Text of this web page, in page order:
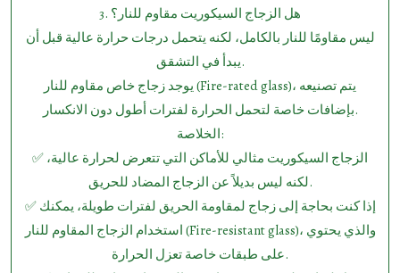
3.⁠ ⁠هل الزجاج السيكوريت مقاوم للنار؟
ليس مقاومًا للنار بالكامل، لكنه يتحمل درجات حرارة عالية قبل أن
يبدأ في التشقق.
يوجد زجاج خاص مقاوم للنار (Fire-rated glass)، يتم تصنيعه
بإضافات خاصة لتحمل الحرارة لفترات أطول دون الانكسار.
الخلاصة:
✅ الزجاج السيكوريت مثالي للأماكن التي تتعرض لحرارة عالية،
لكنه ليس بديلاً عن الزجاج المضاد للحريق.
✅ إذا كنت بحاجة إلى زجاج لمقاومة الحريق لفترات طويلة، يمكنك
استخدام الزجاج المقاوم للنار (Fire-resistant glass)، والذي يحتوي
على طبقات خاصة تعزل الحرارة.